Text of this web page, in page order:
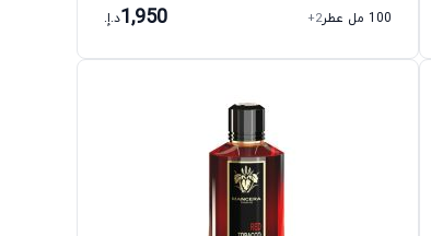
100 مل عطر
+2
1,950د.إ.